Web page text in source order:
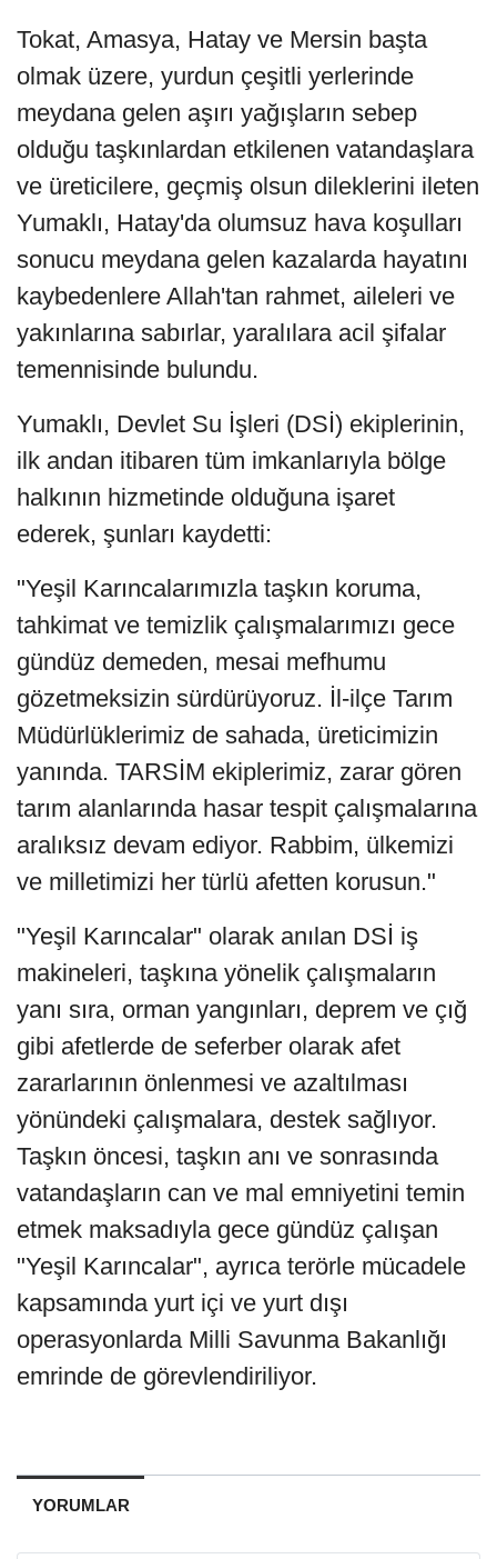
Tokat, Amasya, Hatay ve Mersin başta
olmak üzere, yurdun çeşitli yerlerinde
meydana gelen aşırı yağışların sebep
olduğu taşkınlardan etkilenen vatandaşlara
ve üreticilere, geçmiş olsun dileklerini ileten
Yumaklı, Hatay'da olumsuz hava koşulları
sonucu meydana gelen kazalarda hayatını
kaybedenlere Allah'tan rahmet, aileleri ve
yakınlarına sabırlar, yaralılara acil şifalar
temennisinde bulundu.
Yumaklı, Devlet Su İşleri (DSİ) ekiplerinin,
ilk andan itibaren tüm imkanlarıyla bölge
halkının hizmetinde olduğuna işaret
ederek, şunları kaydetti:
"Yeşil Karıncalarımızla taşkın koruma,
tahkimat ve temizlik çalışmalarımızı gece
gündüz demeden, mesai mefhumu
gözetmeksizin sürdürüyoruz. İl-ilçe Tarım
Müdürlüklerimiz de sahada, üreticimizin
yanında. TARSİM ekiplerimiz, zarar gören
tarım alanlarında hasar tespit çalışmalarına
aralıksız devam ediyor. Rabbim, ülkemizi
ve milletimizi her türlü afetten korusun."
"Yeşil Karıncalar" olarak anılan DSİ iş
makineleri, taşkına yönelik çalışmaların
yanı sıra, orman yangınları, deprem ve çığ
gibi afetlerde de seferber olarak afet
zararlarının önlenmesi ve azaltılması
yönündeki çalışmalara, destek sağlıyor.
Taşkın öncesi, taşkın anı ve sonrasında
vatandaşların can ve mal emniyetini temin
etmek maksadıyla gece gündüz çalışan
"Yeşil Karıncalar", ayrıca terörle mücadele
kapsamında yurt içi ve yurt dışı
operasyonlarda Milli Savunma Bakanlığı
emrinde de görevlendiriliyor.
YORUMLAR